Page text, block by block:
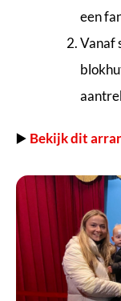
een
Vanaf
▶️ Bekijk dit